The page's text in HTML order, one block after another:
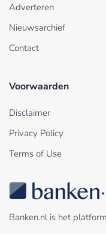
Adverteren
Nieuwsarchief
Contact
Voorwaarden
Disclaimer
Privacy Policy
Terms of Use
Banken.nl is het